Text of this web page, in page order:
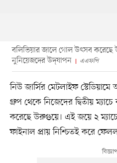
বলিভিয়ার জালে গোল উৎসব
নুনিয়েজদের উদ্‌যাপন
এএফপি
নিউ জার্সির মেটলাইফ
গ্রুপ থেকে নিজেদের দ্বিতীয়
করেছে উরুগুয়ে। এই জয়ে ২ ম্যাচে
ফাইনাল প্রায় নিশ্চিতই করে